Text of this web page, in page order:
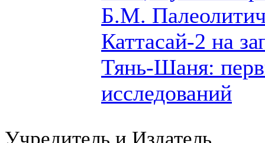
Б.М.
Каттасай-2 на
Тянь-Шаня:
исследований